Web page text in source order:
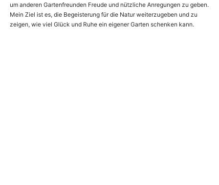
um anderen Gartenfreunden Freude und nützliche Anregungen zu geben.
Mein Ziel ist es, die Begeisterung für die Natur weiterzugeben und zu
zeigen, wie viel Glück und Ruhe ein eigener Garten schenken kann.